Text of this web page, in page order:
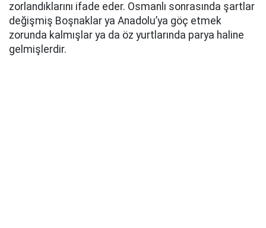
zorlandıklarını ifade eder. Osmanlı sonrasında şartlar
değişmiş Boşnaklar ya Anadolu’ya göç etmek
zorunda kalmışlar ya da öz yurtlarında parya haline
gelmişlerdir.